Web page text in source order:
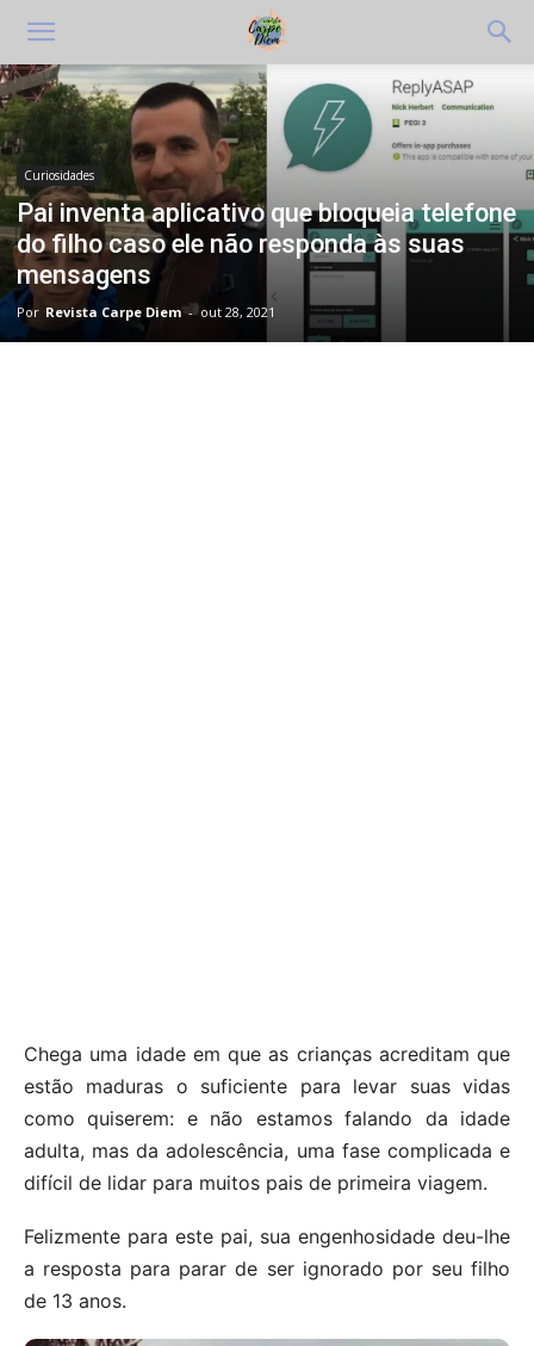
Curiosidades
Pai inventa aplicativo que bloqueia telefone
do filho caso ele não responda às suas
mensagens
Por Revista Carpe Diem - out 28, 2021
Chega uma idade em que as crianças acreditam que
estão maduras o suficiente para levar suas vidas
como quiserem: e não estamos falando da idade
adulta, mas da adolescência, uma fase complicada e
difícil de lidar para muitos pais de primeira viagem.
Felizmente para este pai, sua engenhosidade deu-lhe
a resposta para parar de ser ignorado por seu filho
de 13 anos.